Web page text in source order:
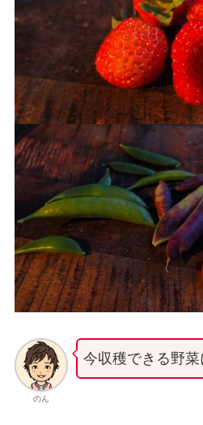
のん
今収穫できる野